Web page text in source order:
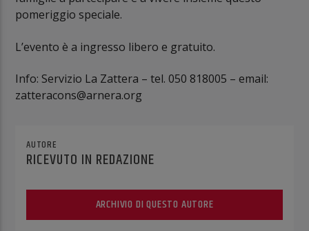
pomeriggio speciale.
L’evento è a ingresso libero e gratuito.
Info: Servizio La Zattera – tel. 050 818005 – email:
zatteracons@arnera.org
AUTORE
RICEVUTO IN REDAZIONE
ARCHIVIO DI QUESTO AUTORE